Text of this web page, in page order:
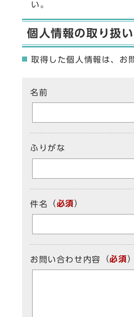
い。
個人情報の取り扱
取得した個人情報は、お
名前
ふりがな
件名 （必須）
お問い合わせ内容 （必須）